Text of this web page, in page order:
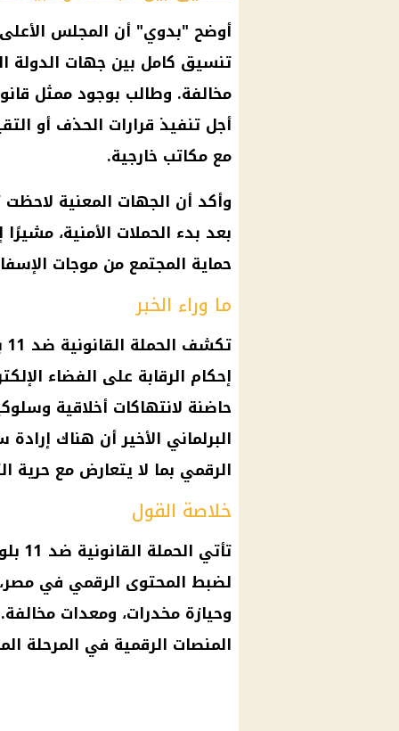
أوضح "بدوي" أن المجلس
تنسيق كامل بين جهات الدولة
مخالفة. وطالب بوجود ممثل
أجل تنفيذ قرارات الحذف أو
مع مكاتب خارجية.
وأكد أن الجهات المعنية
بعد بدء الحملات الأمنية،
حماية المجتمع من موجات
ما وراء الخبر
إحكام الرقابة على الفضاء
حاضنة لانتهاكات أخلاقية
البرلماني الأخير أن هناك
الرقمي بما لا يتعارض مع حرية
خلاصة القول
لضبط المحتوى الرقمي في
وحيازة مخدرات، ومعدات
المنصات الرقمية في المرحلة